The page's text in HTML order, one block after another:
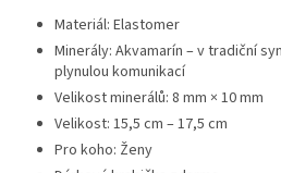
Materiál: Elastomer
Minerály: Akvamarín – v tradiční
plynulou komunikací
Velikost minerálů: 8 mm × 10 mm
Velikost: 15,5 cm – 17,5 cm
Pro koho: Ženy